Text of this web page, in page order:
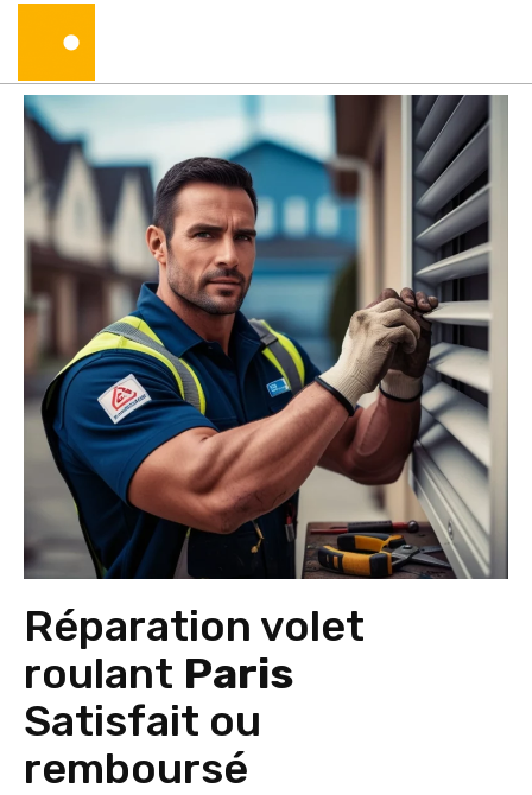
Réparation volet
roulant Paris
Satisfait ou
remboursé